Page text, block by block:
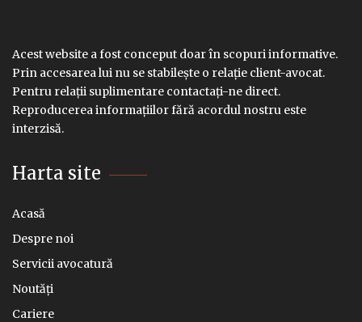
Acest website a fost conceput doar în scopuri informative.
Prin accesarea lui nu se stabilește o relație client-avocat.
Pentru relații suplimentare contactați-ne direct.
Reproducerea informațiilor fără acordul nostru este
interzisă.
Harta site
Acasă
Despre noi
Servicii avocatură
Noutăți
Cariere